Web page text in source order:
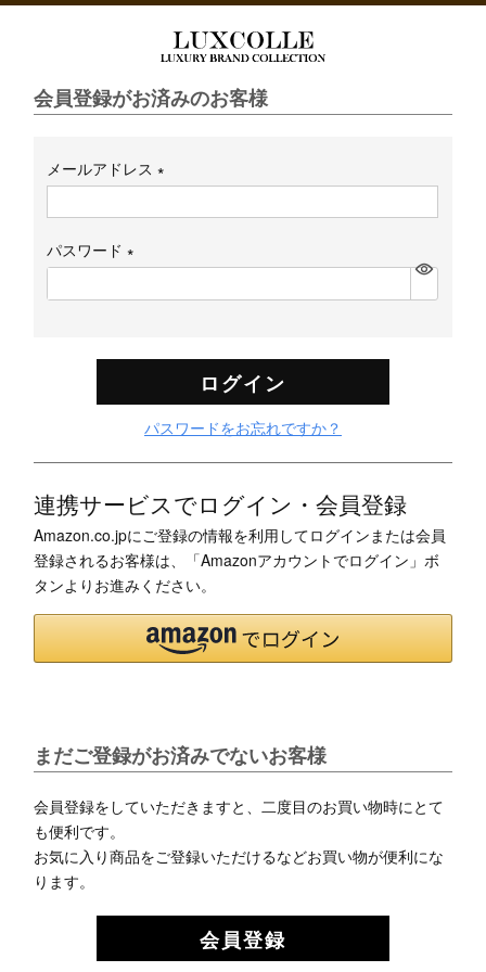
会員登録がお済みのお客様
メールアドレス
パスワード
ログイン
パスワードをお忘れですか？
連携サービスでログイン・会員登録
Amazon.co.jpにご登録の情報を利用してログインまたは会員
登録されるお客様は、「Amazonアカウントでログイン」ボ
タンよりお進みください。
まだご登録がお済みでないお客様
会員登録をしていただきますと、二度目のお買い物時にとて
も便利です。
お気に入り商品をご登録いただけるなどお買い物が便利にな
ります。
会員登録